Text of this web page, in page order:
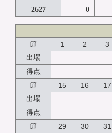
2627
0
節
1 2 3
出場
得点
節
15 16 17
出場
得点
節
29 30 31